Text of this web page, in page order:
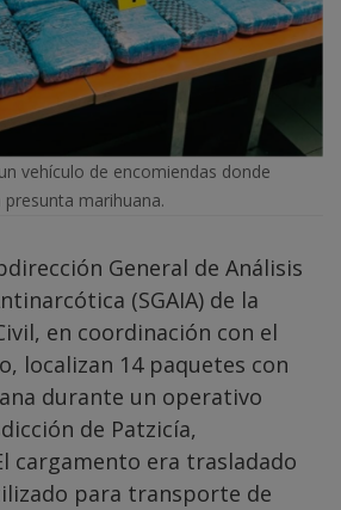
vehículo de encomiendas donde
marihuana.
General de Análisis
(SGAIA) de la
en coordinación con el
localizan 14 paquetes con
durante un operativo
de Patzicía,
cargamento era trasladado
para transporte de